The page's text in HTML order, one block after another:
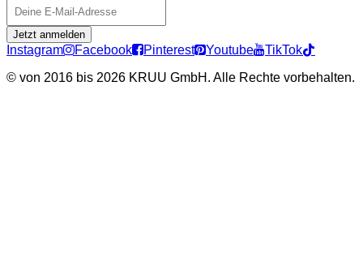
Jetzt anmelden
Instagram Facebook Pinterest Youtube
TikTok
© von 2016 bis 2026 KRUU GmbH. Alle Rechte vorbehalten.